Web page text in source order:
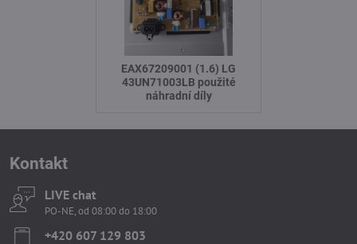
EAX67209001 (1.6) LG
43UN71003LB použité
náhradní díly
Kontakt
LIVE chat
PO-NE, od 08:00 do 18:00
+420 607 129 803